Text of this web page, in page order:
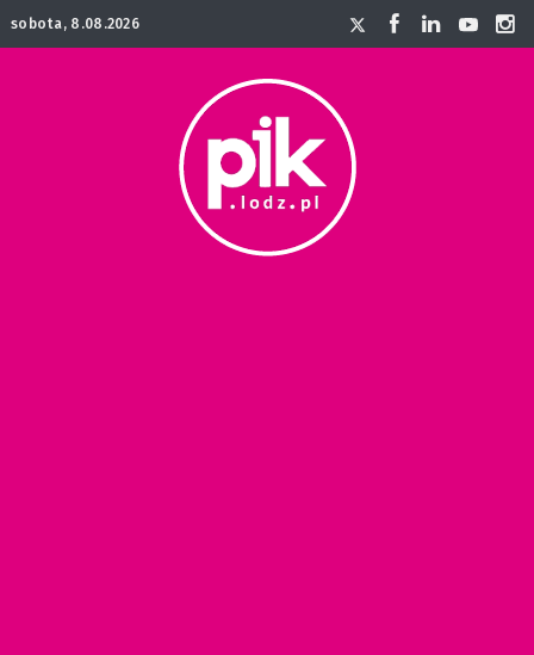
sobota, 8.08.2026